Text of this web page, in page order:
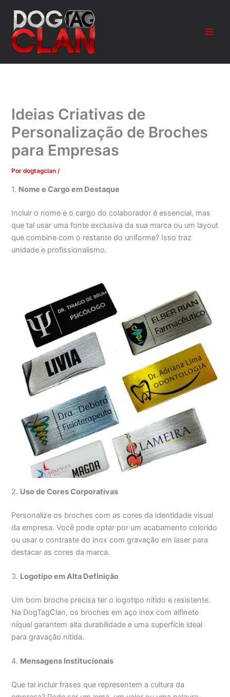
para
conteúdo
Ideias Criativas de
Personalização de Broches
para Empresas
Pordogtagclan/
1. Nome e Cargo em Destaque
Incluir o nome e o cargo do colaborador é essencial, mas
que tal usar uma fonte exclusiva da sua marca ou um layout
que combine com o restante do uniforme? Isso traz
unidade e profissionalismo.
2. Uso de Cores Corporativas
Personalize os broches com as cores da identidade visual
da empresa. Você pode optar por um acabamento colorido
ou usar o contraste do inox com gravação em laser para
destacar as cores da marca.
3. Logotipo em Alta Definição
Um bom broche precisa ter o logotipo nítido e resistente.
Na DogTagClan, os broches em aço inox com alfinete
níquel garantem alta durabilidade e uma superfície ideal
para gravação nítida.
4. Mensagens Institucionais
Que tal incluir frases que representem a cultura da